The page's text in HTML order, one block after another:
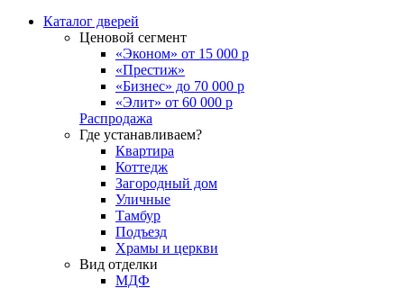
Каталог дверей
Ценовой сегмент
«Эконом» от 15 000 р
«Престиж»
«Бизнес» до 70 000 р
«Элит» от 60 000 р
Распродажа
Где устанавливаем?
Квартира
Коттедж
Загородный дом
Уличные
Тамбур
Подъезд
Храмы и церкви
Вид отделки
МДФ